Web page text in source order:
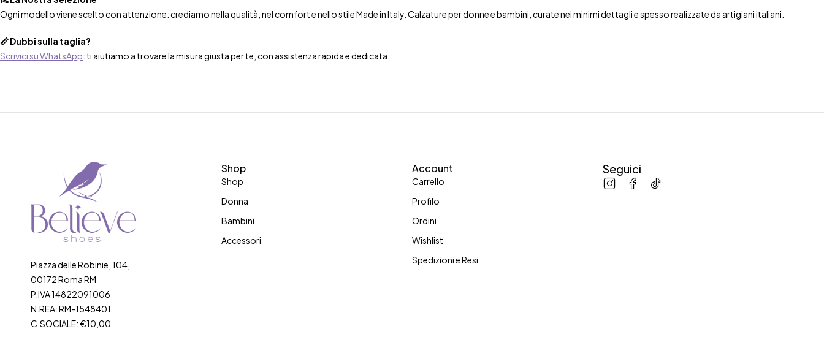
Ogni modello viene scelto con attenzione: crediamo nella qualità, nel comfort e nello stile Made in Italy. Calzature per donne e bambini, curate nei minimi dettagli e spesso realizzate da artigiani italiani.
📏 Dubbi sulla taglia?
Scrivici su WhatsApp: ti aiutiamo a trovare la misura giusta per te, con assistenza rapida e dedicata.
Piazza delle Robinie, 104,
00172 Roma RM
P.IVA 14822091006
N.REA: RM-1548401
C.SOCIALE: €10,00
Shop
Shop
Donna
Bambini
Accessori
Account
Carrello
Profilo
Ordini
Wishlist
Spedizioni e Resi
Seguici